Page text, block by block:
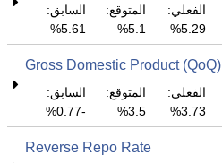
الفعلي:
5.29%
المتوقع:
5.1%
السابق:
5.61%
Gross Domestic Product (QoQ)
الفعلي:
3.73%
المتوقع:
3.5%
السابق:
-0.77%
Reverse Repo Rate